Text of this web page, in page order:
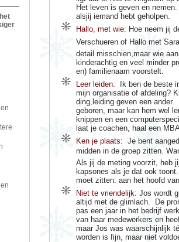
Het leven is geven en nemen.
alsjij iemand hebt geholpen.
Hallo, met wie: Hoe neem jij
Verschueren of Hallo met
detail misschien,maar wie
kinderachtig en veel minder
en) familienaam voorstelt.
Leer leiden:
Ik ben de beste
mijn organisatie of afdeling?
ding,leiding geven een ander.
geboren, maar kan hem wel
knippen en een
laat je coachen, haal een
Ken je plaats: Je bent
midden in de groep zitten.
Als jij de meting voorzit, heb
kapsones als je dat ook toont.
moet zitten: aan het hoofd
Niet te vriendelijk: Jos wordt
altijd met de glimlach.
De
pas een jaar in het bedrijf
van haar medewerkers en
maar Jos was waarschijnlijk
worden is fijn, maar niet